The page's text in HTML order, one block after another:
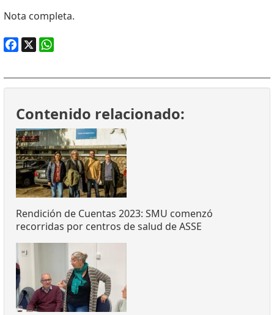
Nota completa.
Contenido relacionado:
Rendición de Cuentas 2023: SMU comenzó
recorridas por centros de salud de ASSE